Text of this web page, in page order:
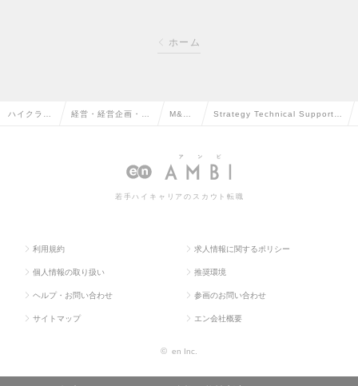
ホーム
ハイクラス 経営・経営企画・事 M&A Strategy Technical Support
若手ハイキャリアのスカウト転職
利用規約 求人情報に関するポリシー
個人情報の取り扱い 推奨環境
ヘルプ・お問い合わせ 参画のお問い合わせ
サイトマップ エン会社概要
© en Inc.